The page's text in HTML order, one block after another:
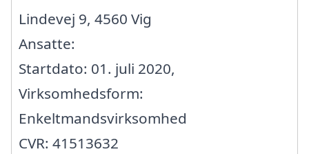
Lindevej 9, 4560 Vig
Ansatte:
Startdato: 01. juli 2020,
Virksomhedsform:
Enkeltmandsvirksomhed
CVR: 41513632